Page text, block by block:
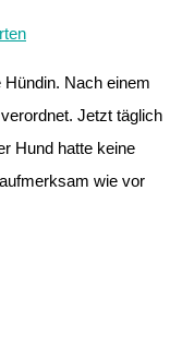
Hündin. Nach einem
Jetzt täglich
Hund hatte keine
wie vor